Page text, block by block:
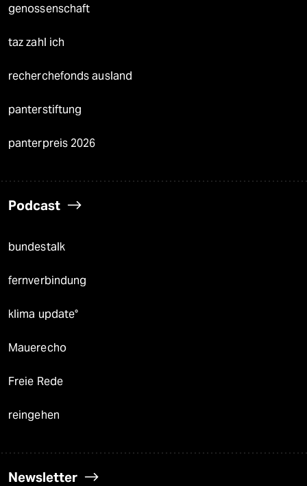
genossenschaft
taz zahl ich
recherchefonds ausland
panterstiftung
panterpreis 2026
Podcast
bundestalk
fernverbindung
klima update°
Mauerecho
Freie Rede
reingehen
Newsletter